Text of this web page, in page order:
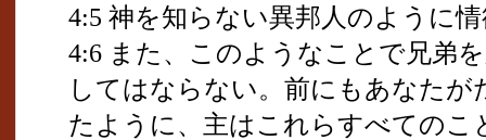
4:5 神を知らない異邦人のように
4:6 また、このようなことで兄弟
してはならない。前にもあなた
たように、主はこれらすべての